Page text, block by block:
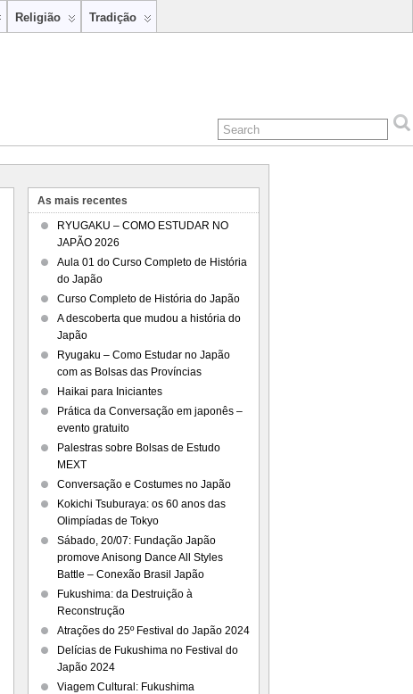
Religião Tradição
As mais recentes
RYUGAKU – COMO ESTUDAR NO
JAPÃO 2026
Aula 01 do Curso Completo de História
do Japão
Curso Completo de História do Japão
A descoberta que mudou a história do
Japão
Ryugaku – Como Estudar no Japão
com as Bolsas das Províncias
Haikai para Iniciantes
Prática da Conversação em japonês –
evento gratuito
Palestras sobre Bolsas de Estudo
MEXT
Conversação e Costumes no Japão
Kokichi Tsuburaya: os 60 anos das
Olimpíadas de Tokyo
Sábado, 20/07: Fundação Japão
promove Anisong Dance All Styles
Battle – Conexão Brasil Japão
Fukushima: da Destruição à
Reconstrução
Atrações do 25º Festival do Japão 2024
Delícias de Fukushima no Festival do
Japão 2024
Viagem Cultural: Fukushima